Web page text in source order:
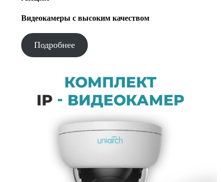
Видеокамеры с высоким качеством
Подробнее